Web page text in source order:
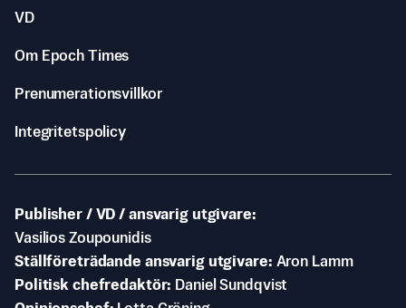
VD
Om Epoch Times
Prenumerationsvillkor
Integritetspolicy
Publisher / VD / ansvarig utgivare
Vasilios Zoupounidis
Ställföreträdande ansvarig utgivare Aron Lamm
Politisk chefredaktör
Daniel Sundqvist